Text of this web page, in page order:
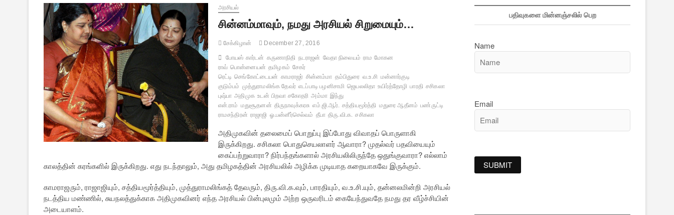
அரசியல்
சின்னம்மாவும், நமது அரசியல் சிறுமையும்…
சேக்கிழான் December 27, 2016
போயஸ் கார்டன் கருணாநிதி நடராஜன் வேதா நிலையம் ராம மோகன
ராவ் பொன்னையன் தமிழகம் சேகர்
ரெட்டி செங்கோட்டையன் காமராஜர் சின்னம்மா தம்பிதுரை வ.உ.சி மன்னார்குடி
குடும்பம் முத்துராமலிங்க தேவர் எடப்பாடி பழனிசாமி ஜெயலலிதா உயிர்த்தோழி பாரதி சசிகலா
புஷ்பா அதிமுக உடன் பிறவா சகோதரி அம்மா இந்து
என்.ராம் மதுசூதனன் திருநாவுக்கரசு எம்.ஜி.ஆர். சத்தியமூர்த்தி மதுரை ஆதீனம் பண்ருட்டி
ராமசந்திரன் ராஜாஜி ஓ.பன்னீர்செல்வம் தீபா திரு.வி.க. சசிகலா
அதிமுகவின் தலைமைப் பொறுப்பு இப்போது விவாதப் பொருளாகி
இருக்கிறது. சசிகலா பொதுசெயலாளர் ஆவாரா? முதல்வர் பதவியையும்
கைப்பற்றுவாரா? நிர்பந்தங்களால் அரசியலிலிருந்தே ஒதுங்குவாரா? எல்லாம்
காலத்தின் கரங்களில் இருக்கிறது. எது நடந்தாலும், அது தமிழகத்தின் அரசியலில் அழிக்க முடியாத கறையாகவே இருக்கும்.
காமராஜரும், ராஜாஜியும், சத்தியமூர்த்தியும், முத்துராமலிங்கத் தேவரும், திரு.வி.க.வும், பாரதியும், வ.உ.சி.யும், தன்னலமின்றி அரசியல்
நடத்திய மண்ணில், சுயநலத்துக்காக அதிமுகவினர் எந்த அரசியல் பின்புலமும் அற்ற ஒருவரிடம் கையேந்துவதே நமது தர வீழ்ச்சியின்
அடையாளம்.
பதிவுகளை மின்னஞ்சலில் பெற
Name
Email